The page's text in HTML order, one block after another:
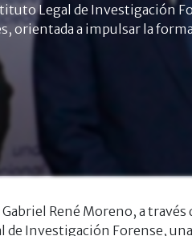
Legal de Investigación
orientada a impulsar la
René Moreno, a
Investigación Forense,